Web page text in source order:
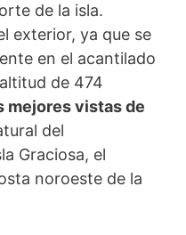
de la isla.
exterior, ya que se
en el acantilado
de 474
mejores vistas de
del
Graciosa, el
noroeste de la